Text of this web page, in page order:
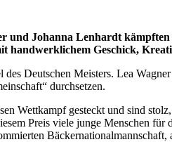
und Johanna Lenhardt
handwerklichem Geschick,
Deutschen Meisters. Lea
durchsetzen.
Wettkampf gesteckt und sind
Preis viele junge Menschen
Bäckernationalmannschaft,